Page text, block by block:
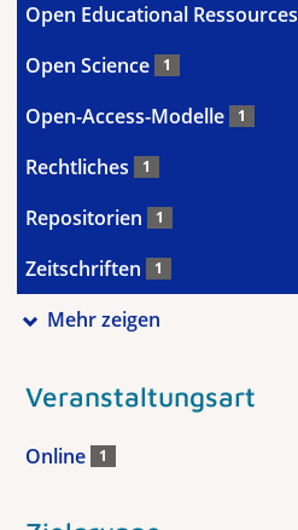
Open Educational Ressources
Open Science 1
Open-Access-Modelle 1
Rechtliches 1
Repositorien 1
Zeitschriften 1
Mehr zeigen
Veranstaltungsart
Online 1